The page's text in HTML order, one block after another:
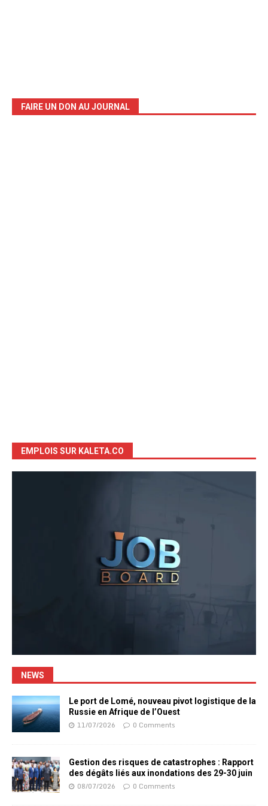
FAIRE UN DON AU JOURNAL
EMPLOIS SUR KALETA.CO
NEWS
Le port de Lomé, nouveau pivot logistique de la
Russie en Afrique de l’Ouest
11/07/2026 0 Comments
Gestion des risques de catastrophes : Rapport
des dégâts liés aux inondations des 29-30 juin
08/07/2026 0 Comments